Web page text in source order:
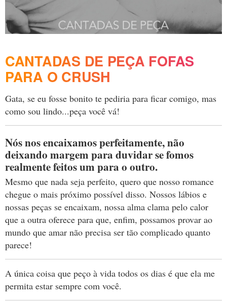
CANTADAS DE PEÇA FOFAS
PARA O CRUSH
Gata, se eu fosse bonito te pediria para ficar comigo, mas
como sou lindo...peça você vá!
Nós nos encaixamos perfeitamente, não
deixando margem para duvidar se fomos
realmente feitos um para o outro.
Mesmo que nada seja perfeito, quero que nosso romance
chegue o mais próximo possível disso. Nossos lábios e
nossas peças se encaixam, nossa alma clama pelo calor
que a outra oferece para que, enfim, possamos provar ao
mundo que amar não precisa ser tão complicado quanto
parece!
A única coisa que peço à vida todos os dias é que ela me
permita estar sempre com você.